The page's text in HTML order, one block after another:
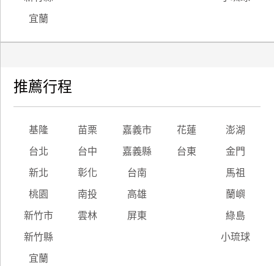
宜蘭
推薦行程
基隆 苗栗 嘉義市 花蓮 澎湖
台北 台中 嘉義縣 台東 金門
新北 彰化 台南 馬祖
桃園 南投 高雄 蘭嶼
新竹市 雲林 屏東 綠島
新竹縣 小琉球
宜蘭